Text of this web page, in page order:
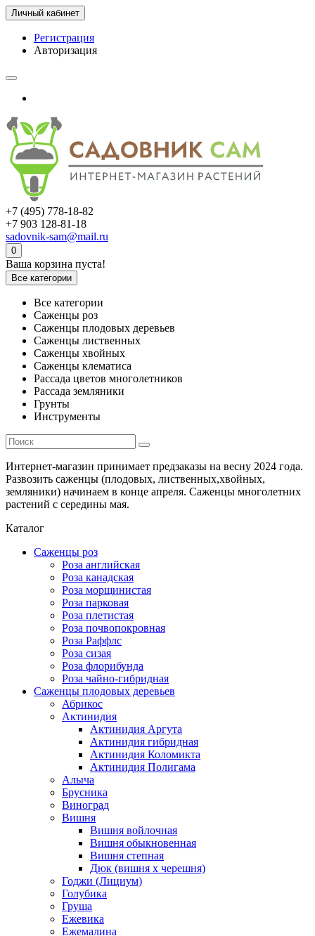
Личный кабинет
Регистрация
Авторизация
+7 (495) 778-18-82
+7 903 128-81-18
sadovnik-sam@mail.ru
0
Ваша корзина пуста!
Все категории
Все категории
Саженцы роз
Саженцы плодовых деревьев
Саженцы лиственных
Саженцы хвойных
Саженцы клематиса
Рассада цветов многолетников
Рассада земляники
Грунты
Инструменты
Интернет-магазин принимает предзаказы на весну 2024 года.
Развозить саженцы (плодовых, лиственных,хвойных,
земляники) начинаем в конце апреля. Саженцы многолетних
растений с середины мая.
Каталог
Саженцы роз
Роза английская
Роза канадская
Роза морщинистая
Роза парковая
Роза плетистая
Роза почвопокровная
Роза Раффлс
Роза сизая
Роза флорибунда
Роза чайно-гибридная
Саженцы плодовых деревьев
Абрикос
Актинидия
Актинидия Аргута
Актинидия гибридная
Актинидия Коломикта
Актинидия Полигама
Алыча
Брусника
Виноград
Вишня
Вишня войлочная
Вишня обыкновенная
Вишня степная
Дюк (вишня х черешня)
Годжи (Лициум)
Голубика
Груша
Ежевика
Ежемалина